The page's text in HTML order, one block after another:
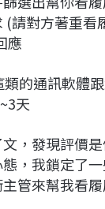
(請對方著重看
應
的通訊軟體
天
，發現評價
，我鎖定了
管來幫我看